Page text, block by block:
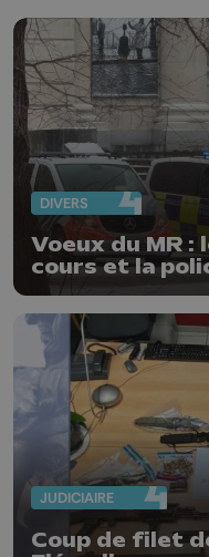
DIVERS
Voeux du MR
cours et la
JUDICIAIRE
Coup de filet